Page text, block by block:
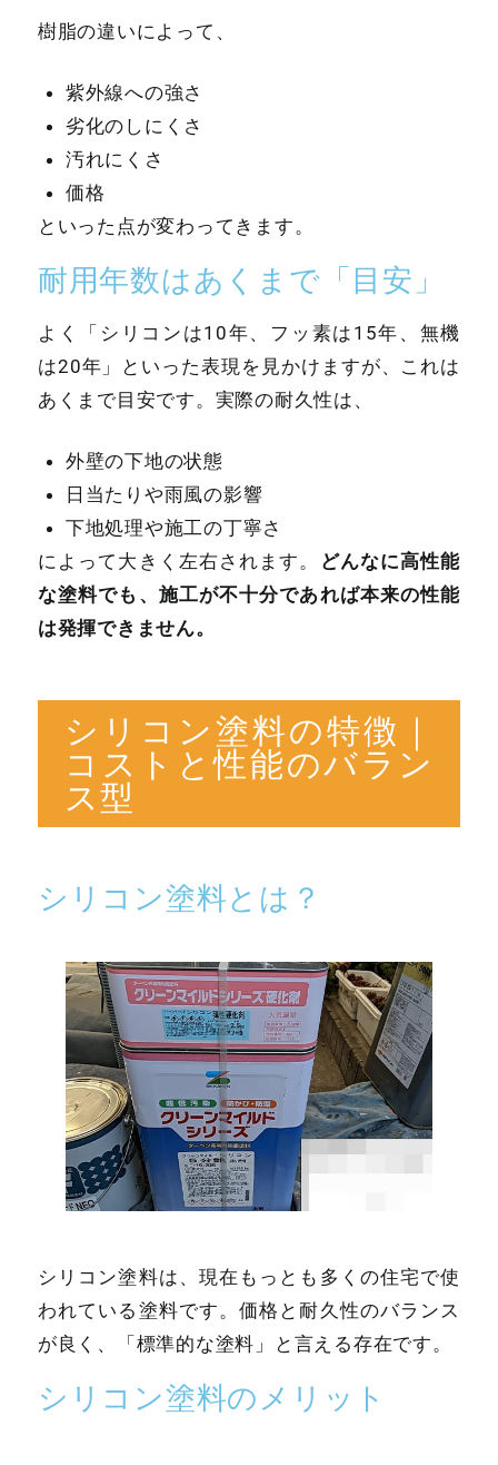
樹脂の違いによって、
紫外線への強さ
劣化のしにくさ
汚れにくさ
価格
といった点が変わってきます。
耐用年数はあくまで「目安」
よく「シリコンは10年、フッ素は15年、無機
は20年」といった表現を見かけますが、これは
あくまで目安です。実際の耐久性は、
外壁の下地の状態
日当たりや雨風の影響
下地処理や施工の丁寧さ
によって大きく左右されます。
どんなに高性能
な塗料でも、施工が不十分であれば本来の性能
は発揮できません。
シリコン塗料の特徴｜
コストと性能のバラン
ス型
シリコン塗料とは？
シリコン塗料は、現在もっとも多くの住宅で使
われている塗料です。価格と耐久性のバランス
が良く、「標準的な塗料」と言える存在です。
シリコン塗料のメリット